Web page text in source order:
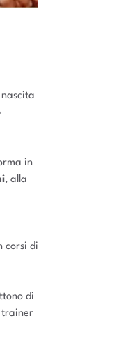
in
, alla
corsi di
di
trainer